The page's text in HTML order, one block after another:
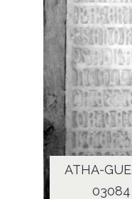
ATHA-
03084